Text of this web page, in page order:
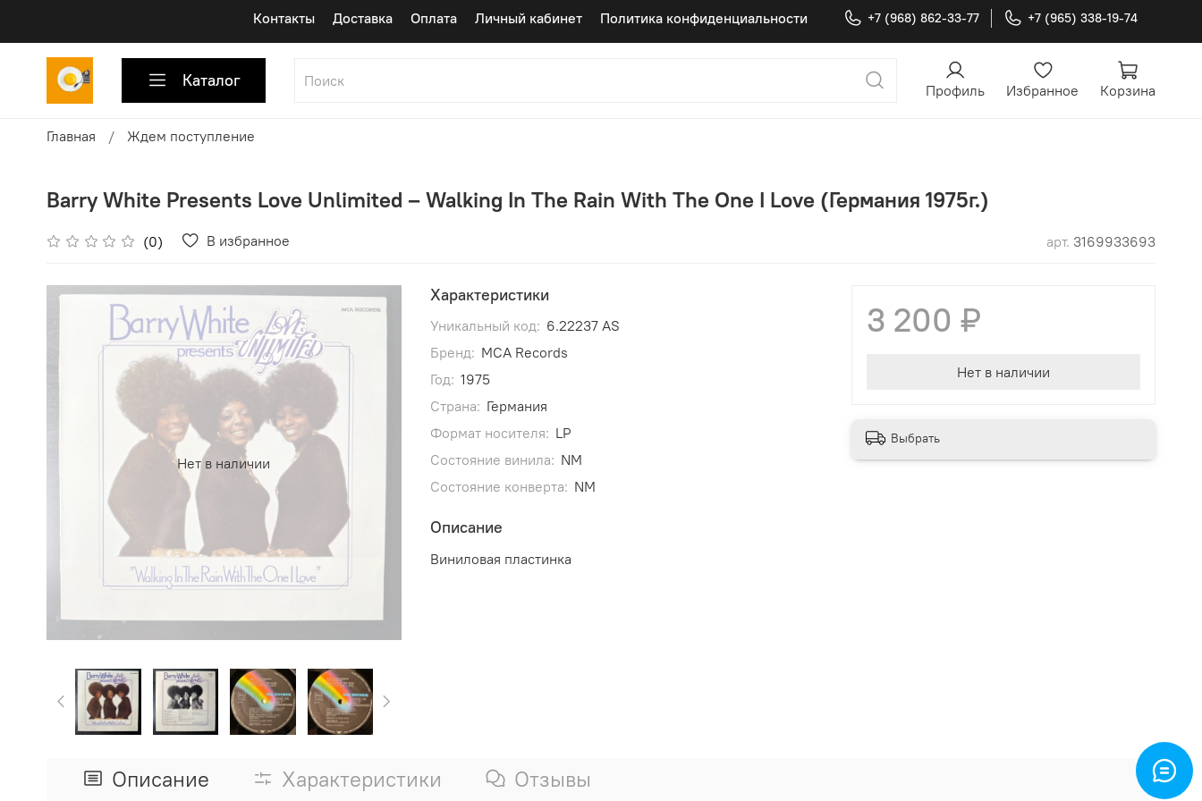
Контакты Доставка Оплата Личный кабинет Политика конфиденциальности +7 (968) 862-33-77 +7 (965) 338-19-74
Каталог Профиль Избранное Корзина
Главная Ждем поступление
Barry White Presents Love Unlimited ‎– Walking In The Rain With The One I Love (Германия 1975г.)
(0) В избранное арт. 3169933693
Нет в наличии
Характеристики
Уникальный код: 6.22237 AS
Бренд: MCA Records
Год: 1975
Страна: Германия
Формат носителя: LP
Состояние винила: NM
Состояние конверта: NM
Описание
Виниловая пластинка
3 200 ₽
Нет в наличии
Выбрать
Описание Характеристики Отзывы